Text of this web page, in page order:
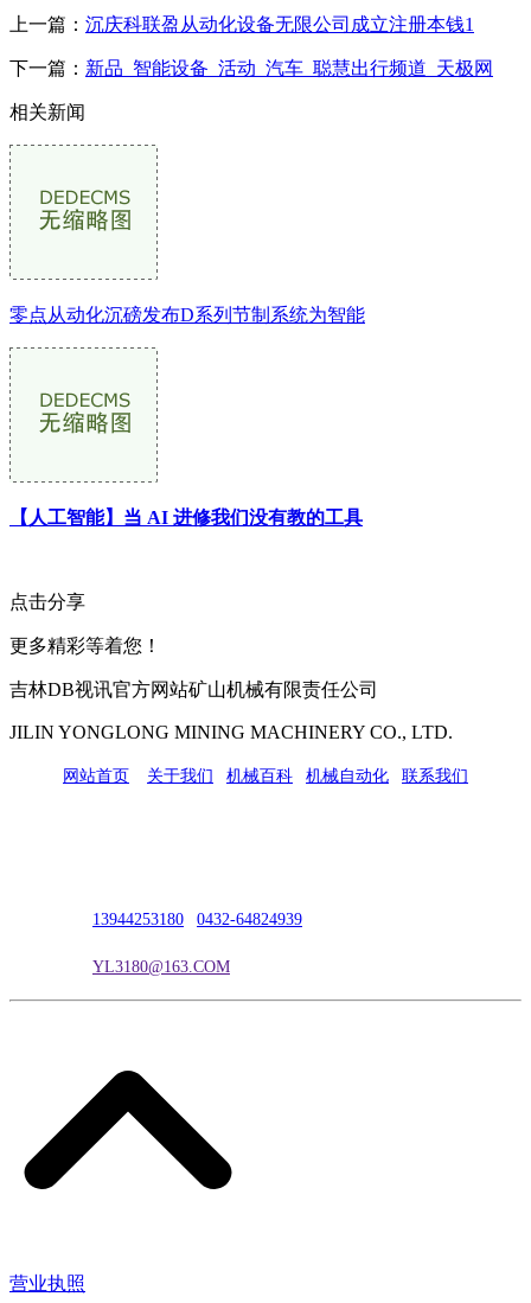
上一篇： 沉庆科联盈从动化设备无限公司成立注册本钱1
下一篇： 新品_智能设备_活动_汽车_聪慧出行频道_天极网
相关新闻
零点从动化沉磅发布D系列节制系统为智能
【人工智能】当 AI 进修我们没有教的工具
点击分享
更多精彩等着您！
吉林DB视讯官方网站矿山机械有限责任公司
JILIN YONGLONG MINING MACHINERY CO., LTD.
网站首页 关于我们 机械百科 机械自动化 联系我们
13944253180 0432-64824939
YL3180@163.COM
营业执照